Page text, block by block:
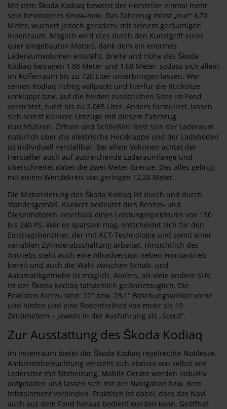
Mit dem Škoda Kodiaq beweist der Hersteller einmal mehr
sein besonderes Know-how. Das Fahrzeug misst „nur“ 4,70
Meter, wuchert jedoch geradezu mit seinem geräumigen
Innenraum. Möglich wird dies durch den Kunstgriff eines
quer eingebauten Motors, dank dem ein enormes
Laderaumvolumen entsteht. Breite und Höhe des Škoda
Kodiaq betragen 1,88 Meter und 1,68 Meter, sodass sich allein
im Kofferraum bis zu 720 Liter unterbringen lassen. Wer
seinen Kodiaq richtig vollpackt und hierfür die Rücksitze
umklappt bzw. auf die beiden zusätzlichen Sitze im Fond
verzichtet, nutzt bis zu 2.065 Liter. Anders formuliert, lassen
sich selbst kleinere Umzüge mit diesem Fahrzeug
durchführen. Öffnen und Schließen lässt sich der Laderaum
natürlich über die elektrische Heckklappe und der Ladeboden
ist individuell verstellbar. Bei allem Volumen achtet der
Hersteller auch auf ausreichende Laderaumlänge und
überschreitet dabei die Zwei-Meter-Grenze. Das alles gelingt
mit einem Wendekreis von geringen 12,20 Meter.
Die Motorisierung des Škoda Kodiaq ist durch und durch
standesgemäß. Konkret bedeutet dies Benzin- und
Dieselmotoren innerhalb eines Leistungsspektrums von 150
bis 240 PS. Wer es sparsam mag, entscheidet sich für den
Einstiegsbenziner, der mit ACT-Technologie und somit einer
variablen Zylinderabschaltung arbeitet. Hinsichtlich des
Antriebs steht auch eine Allradversion neben Frontantrieb
bereit und auch die Wahl zwischen Schalt- und
Automatikgetriebe ist möglich. Anders, als viele andere SUV,
ist der Škoda Kodiaq tatsächlich geländetauglich. Die
Eckdaten hierzu sind: 22° bzw. 23,1° Böschungswinkel vorne
und hinten und eine Bodenfreiheit von mehr als 19
Zentimetern – jeweils in der Ausführung als „Scout“.
Zur Ausstattung des Škoda Kodiaq
Im Innenraum bietet der Škoda Kodiaq regelrechte Noblesse.
Ambientebeleuchtung versteht sich ebenso von selbst wie
Ledersitze mit Sitzheizung. Mobile Geräte werden induktiv
aufgeladen und lassen sich mit der Navigation bzw. dem
Infotainment verbinden. Praktisch ist dabei, dass das Navi
auch aus dem Fond heraus bedient werden kann. Geöffnet